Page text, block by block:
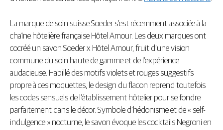
La marque de soin suisse Soeder s’est récemment associée à la
chaîne hôtelière française Hôtel Amour. Les deux marques ont
cocréé un savon Soeder x Hôtel Amour, fruit d’une vision
commune du soin haute de gamme et de l’expérience
audacieuse. Habillé des motifs violets et rouges suggestifs
propre à ces moquettes, le design du flacon reprend toutefois
les codes sensuels de l’établissement hôtelier pour se fondre
parfaitement dans le décor. Symbole d’hédonisme et de « self-
indulgence » nocturne, le savon évoque les cocktails Negroni en